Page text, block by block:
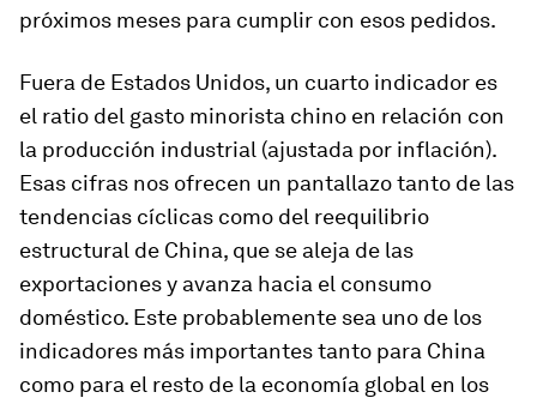
próximos meses para cumplir con esos pedidos.
Fuera de Estados Unidos, un cuarto indicador es
el ratio del gasto minorista chino en relación con
la producción industrial (ajustada por inflación).
Esas cifras nos ofrecen un pantallazo tanto de las
tendencias cíclicas como del reequilibrio
estructural de China, que se aleja de las
exportaciones y avanza hacia el consumo
doméstico. Este probablemente sea uno de los
indicadores más importantes tanto para China
como para el resto de la economía global en los